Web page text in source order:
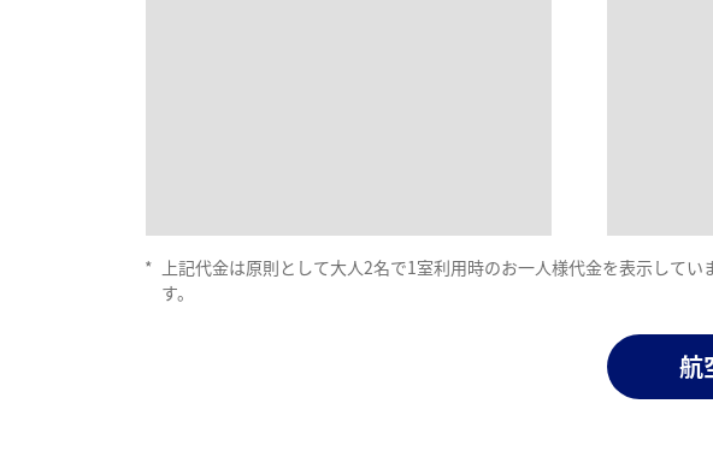
*
上記代金は原則として大人2名で1室利用時のお一人様代金を表示して
す。
航